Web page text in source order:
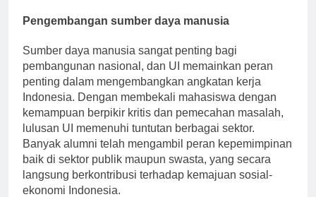
Pengembangan sumber daya manusia
Sumber daya manusia sangat penting bagi
pembangunan nasional, dan UI memainkan peran
penting dalam mengembangkan angkatan kerja
Indonesia. Dengan membekali mahasiswa dengan
kemampuan berpikir kritis dan pemecahan masalah,
lulusan UI memenuhi tuntutan berbagai sektor.
Banyak alumni telah mengambil peran kepemimpinan
baik di sektor publik maupun swasta, yang secara
langsung berkontribusi terhadap kemajuan sosial-
ekonomi Indonesia.